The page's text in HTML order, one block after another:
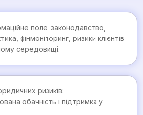
поле: законодавство,
фінмоніторинг, ризики клієнтів
середовищі.
ризиків:
обачність і підтримка у